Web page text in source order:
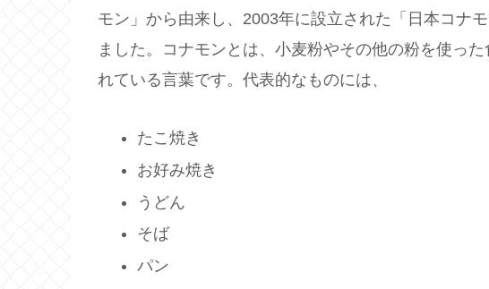
モン」から由来し、2003年に設立された「日本コナ
ました。コナモンとは、小麦粉やその他の粉を使っ
れている言葉です。代表的なものには、
たこ焼き
お好み焼き
うどん
そば
パン